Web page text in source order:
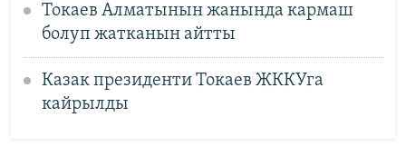
Токаев Алматынын жанында кармаш
болуп жатканын айтты
Казак президенти Токаев ЖККУга
кайрылды